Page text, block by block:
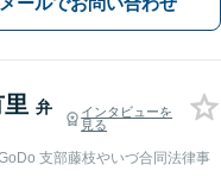
弁
インタビューを
見る
支部藤枝やいづ合同法律事